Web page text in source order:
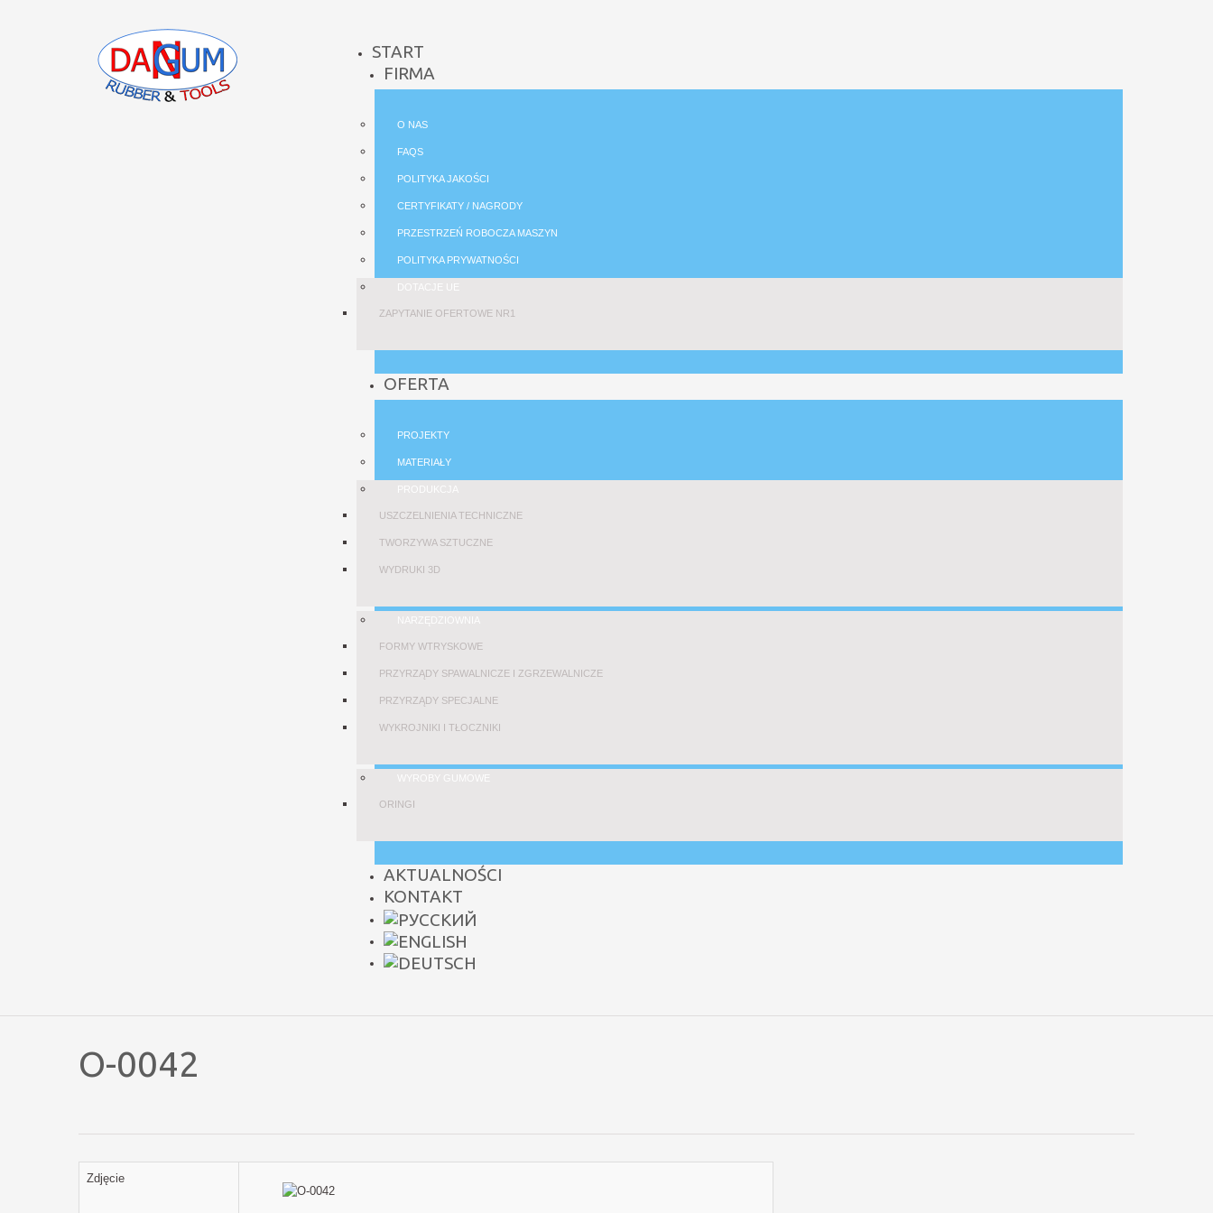
START
FIRMA
O NAS
FAQS
POLITYKA JAKOŚCI
CERTYFIKATY / NAGRODY
PRZESTRZEŃ ROBOCZA MASZYN
POLITYKA PRYWATNOŚCI
DOTACJE UE
ZAPYTANIE OFERTOWE NR1
OFERTA
PROJEKTY
MATERIAŁY
PRODUKCJA
USZCZELNIENIA TECHNICZNE
TWORZYWA SZTUCZNE
WYDRUKI 3D
NARZĘDZIOWNIA
FORMY WTRYSKOWE
PRZYRZĄDY SPAWALNICZE I ZGRZEWALNICZE
PRZYRZĄDY SPECJALNE
WYKROJNIKI I TŁOCZNIKI
WYROBY GUMOWE
ORINGI
AKTUALNOŚCI
KONTAKT
O-0042
Zdjęcie